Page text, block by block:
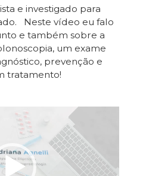
e investigado para
Neste vídeo eu falo
e também sobre a
um exame
prevenção e
tratamento!